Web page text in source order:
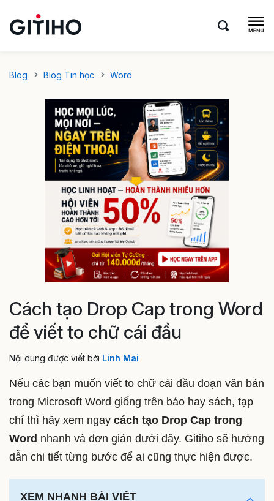
Blog Blog Tin học Word
Cách tạo Drop Cap trong Word
để viết to chữ cái đầu
Nội dung được viết bởi Linh Mai
Nếu các bạn muốn viết to chữ cái đầu đoạn văn bản
trong Microsoft Word giống trên báo hay sách, tạp
chí thì hãy xem ngay cách tạo Drop Cap trong
Word nhanh và đơn giản dưới đây. Gitiho sẽ hướng
dẫn chi tiết từng bước để ai cũng thực hiện được.
XEM NHANH BÀI VIẾT